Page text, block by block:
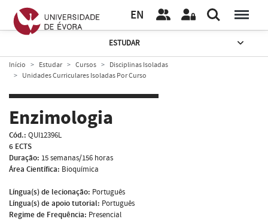
EN
ESTUDAR
Início Estudar Cursos
Disciplinas Isoladas
Unidades Curriculares Isoladas Por Curso
Enzimologia
Cód.: QUI12396L
6 ECTS
Duração: 15 semanas/156 horas
Área Científica: Bioquímica
Língua(s) de lecionação: Português
Língua(s) de apoio tutorial: Português
Regime de Frequência: Presencial